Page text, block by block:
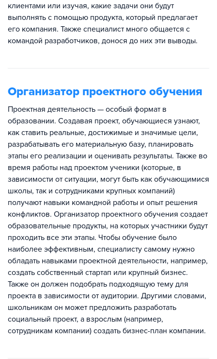
клиентами или изучая, какие задачи они будут
выполнять с помощью продукта, который предлагает
его компания. Также специалист много общается с
командой разработчиков, донося до них эти выводы.
Организатор проектного обучения
Проектная деятельность — особый формат в
образовании. Создавая проект, обучающиеся узнают,
как ставить реальные, достижимые и значимые цели,
разрабатывать его материальную базу, планировать
этапы его реализации и оценивать результаты. Также во
время работы над проектом ученики (которые, в
зависимости от ситуации, могут быть как обучающимися
школы, так и сотрудниками крупных компаний)
получают навыки командной работы и опыт решения
конфликтов. Организатор проектного обучения создает
образовательные продукты, на которых участники будут
проходить все эти этапы. Чтобы обучение было
наиболее эффективным, специалисту самому нужно
обладать навыками проектной деятельности, например,
создать собственный стартап или крупный бизнес.
Также он должен подобрать подходящую тему для
проекта в зависимости от аудитории. Другими словами,
школьникам он может предложить разработать
социальный проект, а взрослым (например,
сотрудникам компании) создать бизнес-план компании.